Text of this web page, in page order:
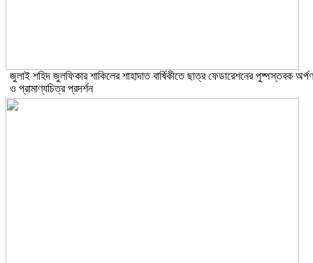
​জুলাই শহিদ জুলফিকার শাকিলের শাহাদাত বার্ষিকীতে ছাত্র ফেডারেশনের পুষ্পস্তবক অর্পণ
ও প্রামাণ্যচিত্র প্রদর্শন